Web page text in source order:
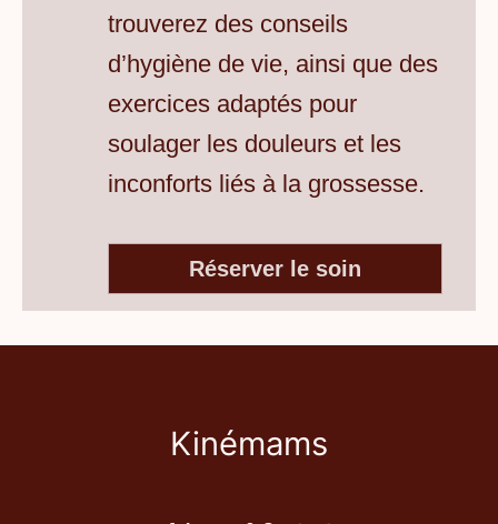
trouverez des conseils
d’hygiène de vie, ainsi que des
exercices adaptés pour
soulager les douleurs et les
inconforts liés à la grossesse.
Réserver le soin
Kinémams